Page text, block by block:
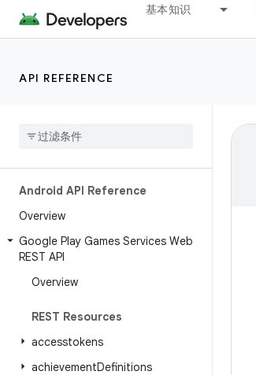
基本知识
API REFERENCE
Android API Reference
Overview
Google Play Games Services Web
REST API
Overview
REST Resources
accesstokens
achievementDefinitions